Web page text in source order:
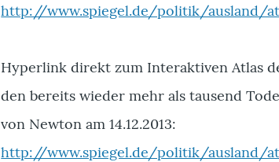
http://www.spiegel.de/politik/ausland/
Hyperlink direkt zum Interaktiven Atlas
den bereits wieder mehr als tausend
von Newton am 14.12.2013:
http://www.spiegel.de/politik/ausland/